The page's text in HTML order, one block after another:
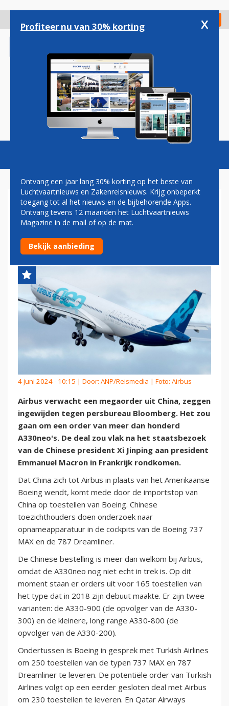
gaan
Check in
Magazine Podcasts Vacatures
AIRBUS VERWACHT
MEGAORDER UIT CHINA VOOR
A330NEO
4 juni 2024 - 10:15 | Door: ANP/Reismedia | Foto: Airbus
Airbus verwacht een megaorder uit China, zeggen
ingewijden tegen persbureau Bloomberg. Het zou
gaan om een order van meer dan honderd
A330neo's. De deal zou vlak na het staatsbezoek
van de Chinese president Xi Jinping aan president
Emmanuel Macron in Frankrijk rondkomen.
Dat China zich tot Airbus in plaats van het Amerikaanse
Boeing wendt, komt mede door de importstop van
China op toestellen van Boeing. Chinese
toezichthouders doen onderzoek naar
opnameapparatuur in de cockpits van de Boeing 737
MAX en de 787 Dreamliner.
De Chinese bestelling is meer dan welkom bij Airbus,
omdat de A330neo nog niet echt in trek is. Op dit
moment staan er orders uit voor 165 toestellen van
het type dat in 2018 zijn debuut maakte. Er zijn twee
varianten: de A330-900 (de opvolger van de A330-
300) en de kleinere, long range A330-800 (de
opvolger van de A330-200).
Ondertussen is Boeing in gesprek met Turkish Airlines
om 250 toestellen van de typen 737 MAX en 787
Dreamliner te leveren. De potentiële order van Turkish
Airlines volgt op een eerder gesloten deal met Airbus
om 230 toestellen te leveren. En Qatar Airways
Profiteer nu van 30% korting x
Ontvang een jaar lang 30% korting op het beste van
Luchtvaartnieuws en Zakenreisnieuws. Krijg onbeperkt
toegang tot al het nieuws en de bijbehorende Apps.
Ontvang tevens 12 maanden het Luchtvaartnieuws
Magazine in de mail of op de mat.
Bekijk aanbieding